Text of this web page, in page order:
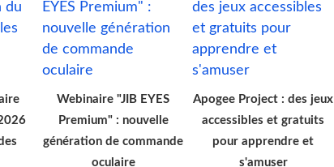
Webinaire "JIB EYES
Premium" : nouvelle
génération de commande
oculaire
Apogee Project : des jeux
accessibles et gratuits
pour apprendre et
s'amuser